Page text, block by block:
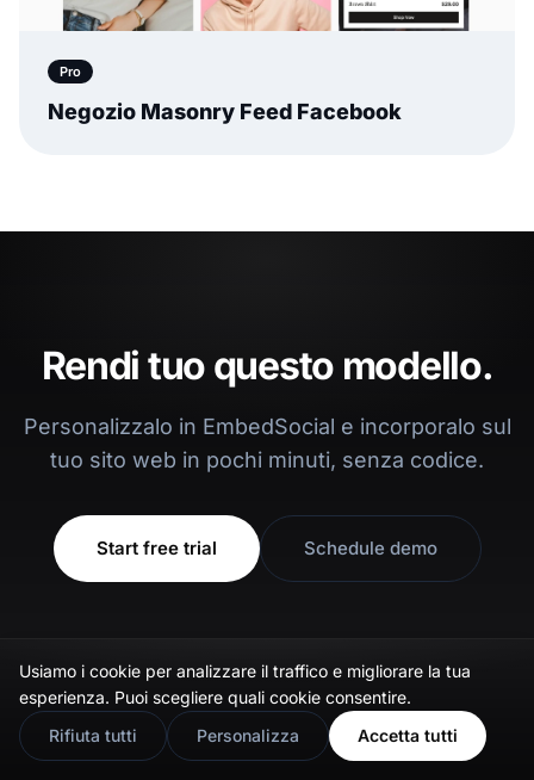
Pro
Negozio Masonry Feed Facebook
Rendi tuo questo modello.
Personalizzalo in EmbedSocial e incorporalo sul
tuo sito web in pochi minuti, senza codice.
Start free trial Schedule demo
Usiamo i cookie per analizzare il traffico e migliorare la tua
esperienza. Puoi scegliere quali cookie consentire.
Rifiuta tutti
Personalizza Accetta tutti
🇬🇧 Would you prefer this site in English?
View in English